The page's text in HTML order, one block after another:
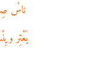
ناسْ
يَعْتِر